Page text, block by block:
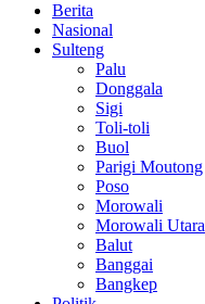
Berita
Nasional
Sulteng
Palu
Donggala
Sigi
Toli-toli
Buol
Parigi Moutong
Poso
Morowali
Morowali Utara
Balut
Banggai
Bangkep